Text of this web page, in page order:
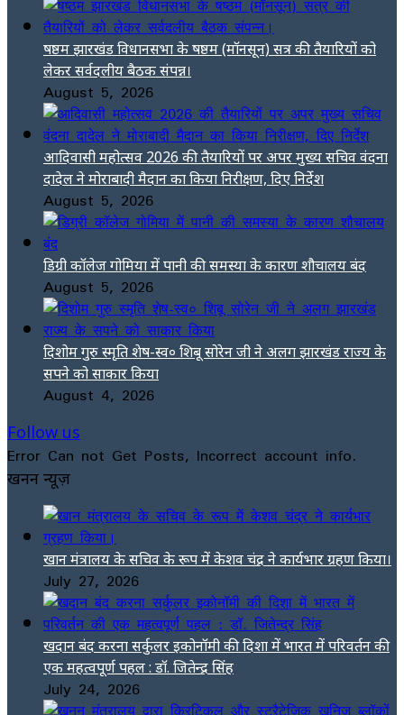
षष्ठम झारखंड विधानसभा के षष्ठम (मॉनसून) सत्र की तैयारियों को
लेकर सर्वदलीय बैठक संपन्न।
August 5, 2026
आदिवासी महोत्सव 2026 की तैयारियों पर अपर मुख्य सचिव वंदना
दादेल ने मोराबादी मैदान का किया निरीक्षण, दिए निर्देश
August 5, 2026
डिग्री कॉलेज गोमिया में पानी की समस्या के कारण शौचालय बंद
August 5, 2026
दिशोम गुरु स्मृति शेष-स्व० शिबू सोरेन जी ने अलग झारखंड राज्य के
सपने को साकार किया
August 4, 2026
Follow us
Error Can not Get Posts, Incorrect account info.
खनन न्यूज़
खान मंत्रालय के सचिव के रूप में केशव चंद्र ने कार्यभार ग्रहण किया।
July 27, 2026
खदान बंद करना सर्कुलर इकोनॉमी की दिशा में भारत में परिवर्तन की
एक महत्वपूर्ण पहल : डॉ. जितेन्द्र सिंह
July 24, 2026